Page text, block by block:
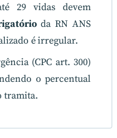
29 vidas devem
da RN ANS
é irregular.
(CPC art. 300)
o percentual
tramita.